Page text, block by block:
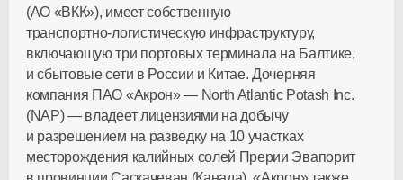
(АО «ВКК»), имеет собственную
транспортно-логистическую инфраструктуру,
включающую три портовых терминала на Балтике,
и сбытовые сети в России и Китае. Дочерняя
компания ПАО «Акрон»— North Atlantic Potash Inc.
(NAP) — владеет лицензиями на добычу
и разрешением на разведку на 10 участках
месторождения калийных солей Прерии Эвапорит